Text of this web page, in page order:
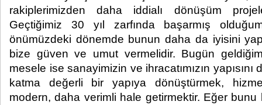
rakiplerimizden daha iddialı dönüşüm
Geçtiğimiz 30 yıl zarfında başarmış
önümüzdeki dönemde bunun daha da iyisini
bize güven ve umut vermelidir. Bugün
mesele ise sanayimizin ve ihracatımızın
katma değerli bir yapıya dönüştürmek,
modern, daha verimli hale getirmektir. Eğer bunu